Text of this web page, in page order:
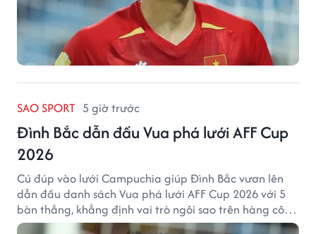
SAO SPORT 5 giờ trước
Đình Bắc dẫn đầu Vua phá lưới AFF Cup
2026
Cú đúp vào lưới Campuchia giúp Đình Bắc vươn lên
dẫn đầu danh sách Vua phá lưới AFF Cup 2026 với 5
bàn thắng, khẳng định vai trò ngôi sao trên hàng công
tuyển Việt Nam.